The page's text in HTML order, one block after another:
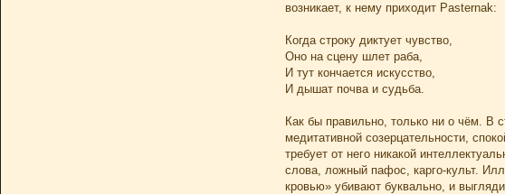
возникает, к нему приходит Pasternak:
Когда строку диктует чувство,
Оно на сцену шлет раба,
И тут кончается искусство,
И дышат почва и судьба.
Как бы правильно, только ни о чём. В
медитативной созерцательности,
требует от него никакой
слова, ложный пафос, карго-культ.
кровью» убивают буквально, и